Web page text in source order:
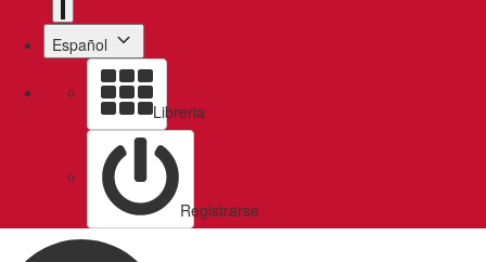
Español
Libreria
Registrarse